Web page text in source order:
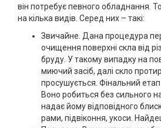
він потребує певного обладнання.
на кілька видів. Серед них – такі:
Звичайне. Дана процедура
очищення поверхні скла від
бруду. У такому випадку на
миючий засіб, далі скло
просушується. Фінальний
Воно робиться без сильного
надає йому відповідного
рами, підвіконня, укоси.